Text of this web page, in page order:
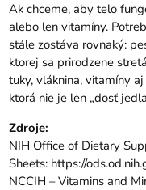
Ak chceme, aby telo
alebo len vitamíny.
stále zostáva rovnaký:
ktorej sa prirodzene
tuky, vláknina, vitamíny
ktorá nie je len „dosť
Zdroje:
NIH Office of Dietary
Sheets: https://
NCCIH – Vitamins and